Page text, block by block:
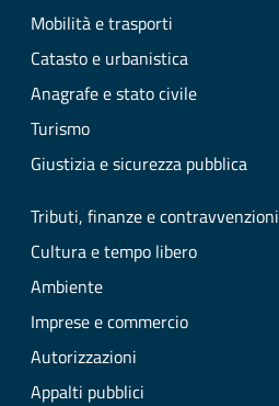
Mobilità e trasporti
Catasto e urbanistica
Anagrafe e stato civile
Turismo
Giustizia e sicurezza pubblica
Tributi, finanze e contravvenzioni
Cultura e tempo libero
Ambiente
Imprese e commercio
Autorizzazioni
Appalti pubblici